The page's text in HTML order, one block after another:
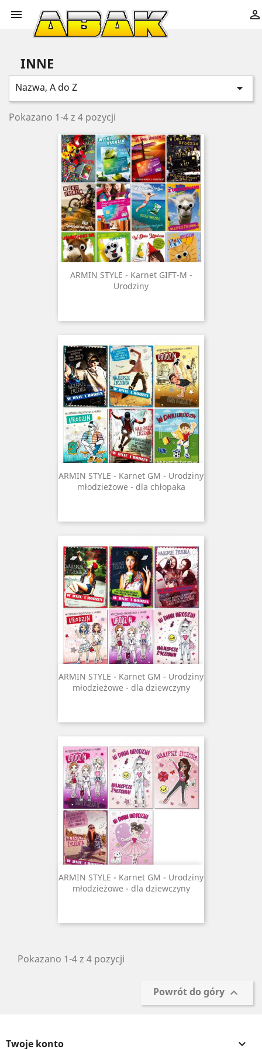
 
INNE
Nazwa, A do Z 
Pokazano 1-4 z 4 pozycji
ARMIN STYLE - Karnet GIFT-M -
Urodziny
ARMIN STYLE - Karnet GM - Urodziny
młodzieżowe - dla chłopaka
ARMIN STYLE - Karnet GM - Urodziny
młodzieżowe - dla dziewczyny
ARMIN STYLE - Karnet GM - Urodziny
młodzieżowe - dla dziewczyny
Pokazano 1-4 z 4 pozycji
Powrót do góry 
Twoje konto 